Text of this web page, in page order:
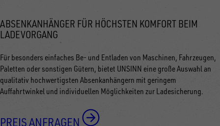
ABSENKANHÄNGER FÜR HÖCHSTEN KOMFORT BEIM
LADEVORGANG
Für besonders einfaches Be- und Entladen von Maschinen, Fahrzeugen,
Paletten oder sonstigen Gütern, bietet UNSINN eine große Auswahl an
qualitativ hochwertigsten Absenkanhängern mit geringem
Auffahrtwinkel und individuellen Möglichkeiten zur Ladesicherung.
PREIS ANFRAGEN